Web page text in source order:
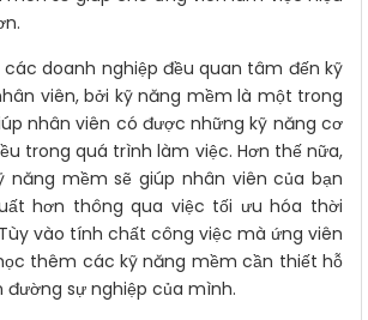
các doanh nghiệp đều quan tâm đến kỹ
viên, bởi kỹ năng mềm là một trong
nhân viên có được những kỹ năng cơ
trong quá trình làm việc. Hơn thế nữa,
năng mềm sẽ giúp nhân viên của bạn
hơn thông qua việc tối ưu hóa thời
vào tính chất công việc mà ứng viên
thêm các kỹ năng mềm cần thiết hỗ
sự nghiệp của mình.